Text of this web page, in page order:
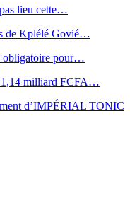
lieu cette…
de Kplélé Govié…
obligatoire pour…
1,14 milliard FCFA…
d’IMPÉRIAL TONIC